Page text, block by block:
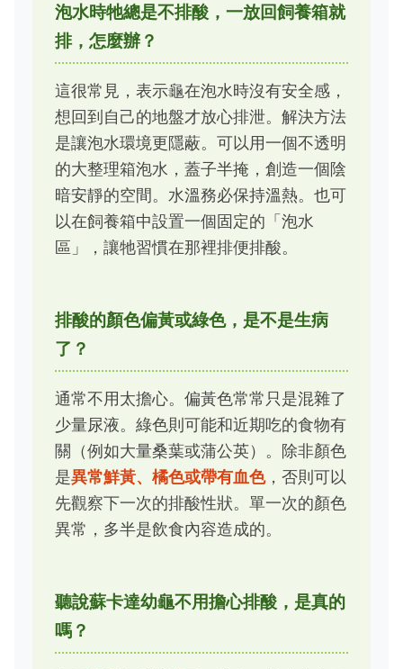
泡水時牠總是不排酸，一放回飼養箱就
排，怎麼辦？
這很常見，表示龜在泡水時沒有安全感，
想回到自己的地盤才放心排泄。解決方法
是讓泡水環境更隱蔽。可以用一個不透明
的大整理箱泡水，蓋子半掩，創造一個陰
暗安靜的空間。水溫務必保持溫熱。也可
以在飼養箱中設置一個固定的「泡水
區」，讓牠習慣在那裡排便排酸。
排酸的顏色偏黃或綠色，是不是生病
了？
通常不用太擔心。偏黃色常常只是混雜了
少量尿液。綠色則可能和近期吃的食物有
關（例如大量桑葉或蒲公英）。除非顏色
是異常鮮黃、橘色或帶有血色，否則可以
先觀察下一次的排酸性狀。單一次的顏色
異常，多半是飲食內容造成的。
聽說蘇卡達幼龜不用擔心排酸，是真的
嗎？